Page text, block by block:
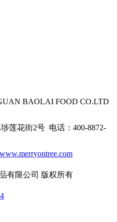
BAOLAI FOOD CO.LTD
莲花街2号 电话：400-8872-
www.merryontree.com
有限公司 版权所有